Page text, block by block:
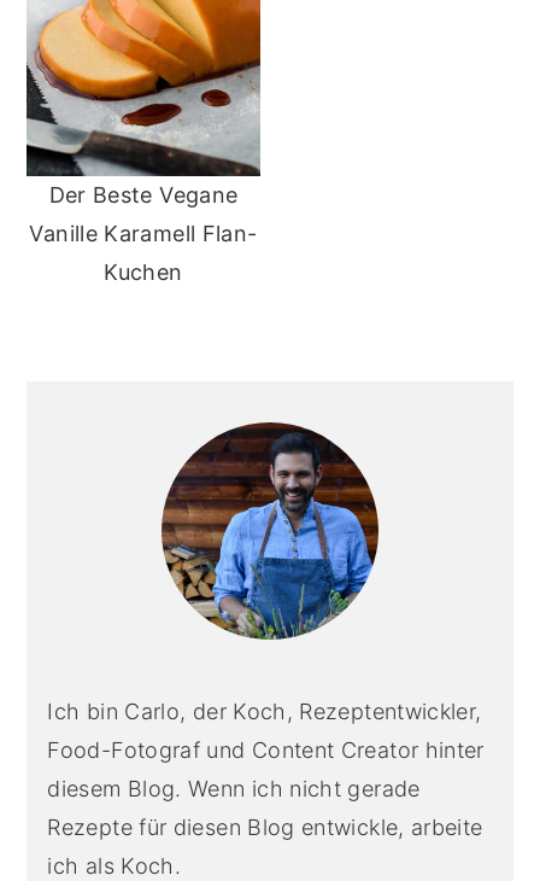
Der Beste Vegane
Vanille Karamell Flan-
Kuchen
Ich bin Carlo, der Koch, Rezeptentwickler,
Food-Fotograf und Content Creator hinter
diesem Blog. Wenn ich nicht gerade
Rezepte für diesen Blog entwickle, arbeite
ich als Koch.